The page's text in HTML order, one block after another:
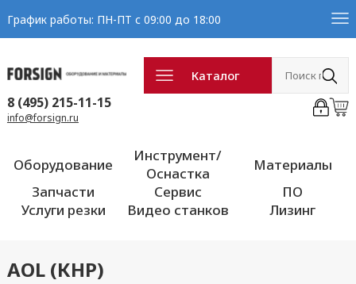
График работы: ПН-ПТ с 09:00 до 18:00
Каталог
8 (495) 215-11-15
info@forsign.ru
Оборудование
Инструмент/
Оснастка
Материалы
Запчасти
Сервис
ПО
Услуги резки
Видео станков Лизинг
AOL (КНР)